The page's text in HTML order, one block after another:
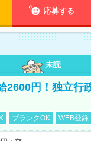
応募する
未読
2600円！独立行
ブランクOK WEB登録